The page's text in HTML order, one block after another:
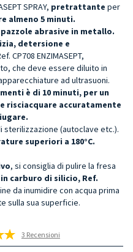
SPRAY, pretrattante per
almeno 5 minuti.
abrasive in metallo.
detersione e
CP708 ENZIMASEPT,
che deve essere diluito in
ad ultrasuoni.
è di 10 minuti, per un
risciacquare accuratamente
(autoclave etc.).
superiori a 180°C.
, si consiglia di pulire la fresa
carburo di silicio, Ref.
da inumidire con acqua prima
sulla sua superficie.
3 Recensioni